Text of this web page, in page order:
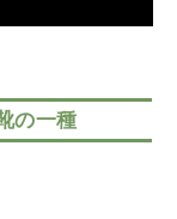
の一種